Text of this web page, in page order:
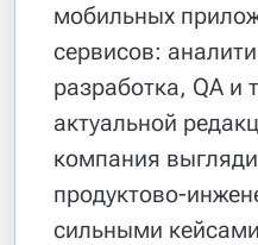
мобильных
сервисов:
разработка, QA и
актуальной
компания
продуктово-
сильными